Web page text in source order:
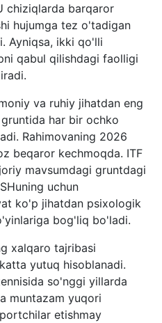
chiziqlarda barqaror
hujumga tez o'tadigan
Ayniqsa, ikki qo'lli
qabul qilishdagi faolligi
va ruhiy jihatdan eng
har bir ochko
Rahimovaning 2026
beqaror kechmoqda. ITF
mavsumdagi gruntdagi
uchun
ko'p jihatdan psixologik
bog'liq bo'ladi.
xalqaro tajribasi
yutuq hisoblanadi.
so'nggi yillarda
muntazam yuqori
etishmay